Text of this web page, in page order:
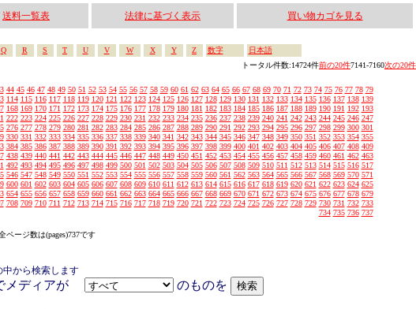
送料一覧表 法律に基づく表示 買い物カゴを見る
Q R S T U V W X Y Z 数字
日本語
トータル件数:14724件前の20件7141-7160次の20件
44 45 46 47 48 49 50 51 52 53 54 55 56 57 58 59 60 61 62 63 64 65 66 67 68 69 70 71 72 73 74 75 76 77 78 79
114 115 116 117 118 119 120 121 122 123 124 125 126 127 128 129 130 131 132 133 134 135 136 137 138 139
168 169 170 171 172 173 174 175 176 177 178 179 180 181 182 183 184 185 186 187 188 189 190 191 192 193
222 223 224 225 226 227 228 229 230 231 232 233 234 235 236 237 238 239 240 241 242 243 244 245 246 247
276 277 278 279 280 281 282 283 284 285 286 287 288 289 290 291 292 293 294 295 296 297 298 299 300 301
330 331 332 333 334 335 336 337 338 339 340 341 342 343 344 345 346 347 348 349 350 351 352 353 354 355
384 385 386 387 388 389 390 391 392 393 394 395 396 397 398 399 400 401 402 403 404 405 406 407 408 409
438 439 440 441 442 443 444 445 446 447 448 449 450 451 452 453 454 455 456 457 458 459 460 461 462 463
492 493 494 495 496 497 498 499 500 501 502 503 504 505 506 507 508 509 510 511 512 513 514 515 516 517
546 547 548 549 550 551 552 553 554 555 556 557 558 559 560 561 562 563 564 565 566 567 568 569 570 571
600 601 602 603 604 605 606 607 608 609 610 611 612 613 614 615 616 617 618 619 620 621 622 623 624 625
654 655 656 657 658 659 660 661 662 663 664 665 666 667 668 669 670 671 672 673 674 675 676 677 678 679
708 709 710 711 712 713 714 715 716 717 718 719 720 721 722 723 724 725 726 727 728 729 730 731 732 733
734 735 736 737
ページ数は(pages)737です
中から検索します
ディアが のものを